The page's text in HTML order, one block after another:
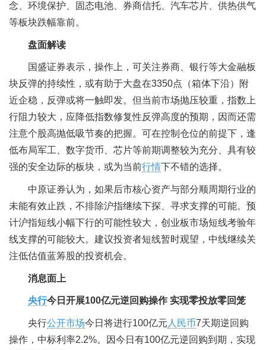
念、环境保护、固态电池、券商信托、汽车芯片、供热供气
等板块跌幅靠前。
盘面解读
国盛证券表示，操作上，可关注券商、银行等大金融板
块反弹的持续性，或有助于大盘在3350点（箱体下沿）附
近企稳，反弹或将一触即发。但当前市场抛压较重，指数上
行阻力较大，应降低指数修复性反弹高度的预期，因而还需
注意个股高抛低吸节奏的把握。可在控制仓位的前提下，逢
低布局军工、数字货币、芯片等前期调整较为充分、具有较
强的安全边际的板块，或为当前行情下不错的选择。
中原证券认为，如果后市核心资产与部分顺周期行业的
未能有效止跌，不排除沪指继续下探、寻求支撑的可能。预
计沪指短线小幅下行的可能性较大，创业板市场短线考验年
线支撑的可能较大。建议投资者短线暂时观望，中线继续关
注低估值蓝筹股的投资机会。
消息面上
央行今日开展100亿元逆回购操作 实现零投放零回笼
央行公开市场今日将进行100亿元 人民币7天期逆回购
操作，中标利率2.2%。因今日有100亿元逆回购到期，实现